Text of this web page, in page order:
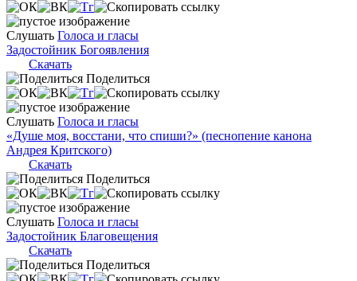
Слушать Голоса и гласы
Задостойник Богоявления
Скачать
Поделиться
Слушать Голоса и гласы
«Душе моя, восстани, что спиши?» (песнопение канона
Андрея Критского)
Скачать
Поделиться
Слушать Голоса и гласы
Задостойник Благовещения
Скачать
Поделиться